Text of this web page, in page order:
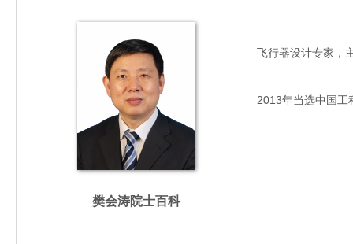
樊会涛院士百科
飞行器设计专家，主
2013年当选中国工